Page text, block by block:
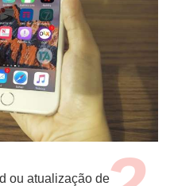
ou atualização de